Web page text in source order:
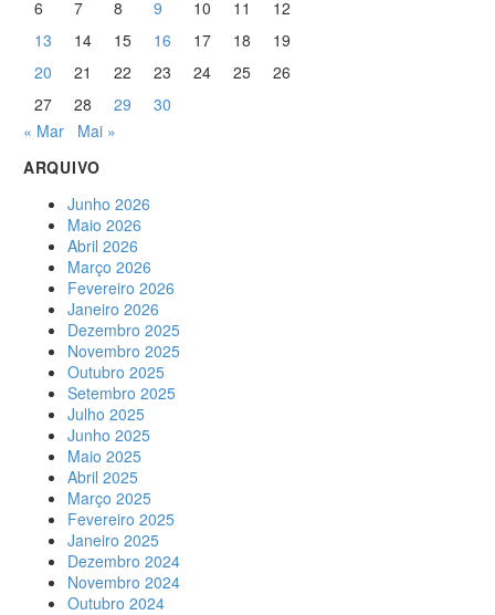
6
7 8 9 10 11
12
13
14 15 16 17 18
19
20
21 22 23 24 25
26
27
28 29
30
« Mar
Mai »
ARQUIVO
Junho 2026
Maio 2026
Abril 2026
Março 2026
Fevereiro 2026
Janeiro 2026
Dezembro 2025
Novembro 2025
Outubro 2025
Setembro 2025
Julho 2025
Junho 2025
Maio 2025
Abril 2025
Março 2025
Fevereiro 2025
Janeiro 2025
Dezembro 2024
Novembro 2024
Outubro 2024